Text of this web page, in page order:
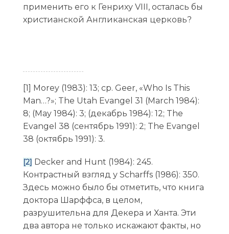
применить его к Генриху VIII, осталась бы
христианской Англиканская церковь?
[1] Morey (1983): 13; ср. Geer, «Who Is This
Man…?»; The Utah Evangel 31 (March 1984):
8; (May 1984): 3; (декабрь 1984): 12; The
Evangel 38 (сентябрь 1991): 2; The Evangel
38 (октябрь 1991): 3.
[2] Decker and Hunt (1984): 245.
Контрастный взгляд у Scharffs (1986): 350.
Здесь можно было бы отметить, что книга
доктора Шарффса, в целом,
разрушительна для Декера и Ханта. Эти
два автора не только искажают факты, но